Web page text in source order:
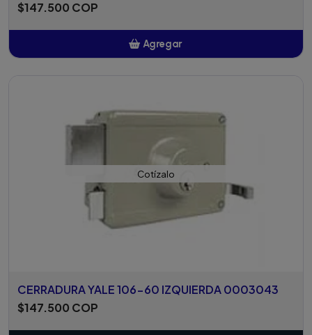
$147.500 COP
Agregar
Cotízalo
CERRADURA YALE 106-60 IZQUIERDA 0003043
$147.500 COP